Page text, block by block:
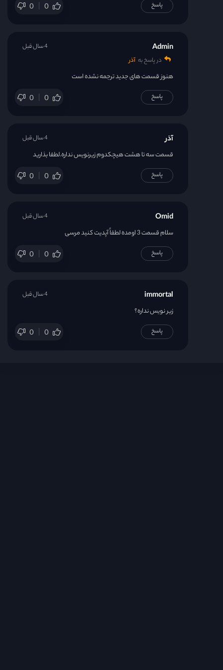
0 0 پاسخ
Admin
در پاسخ به آذر
هنوز قسمت های جدید ترجمه نشده است
0 0
4 سال قبل
پاسخ
آذر
قسمت سه تا هشت هیچکدوم زیرنویس نداره.لطفا بذارید
0 0
4 سال قبل
پاسخ
Omid
سلام قسمت 3 اومده لطفاً آپدیت کنید مرسی
0 0
4 سال قبل
پاسخ
immortal
زیر نویس نداره؟
0 0
4 سال قبل
پاسخ